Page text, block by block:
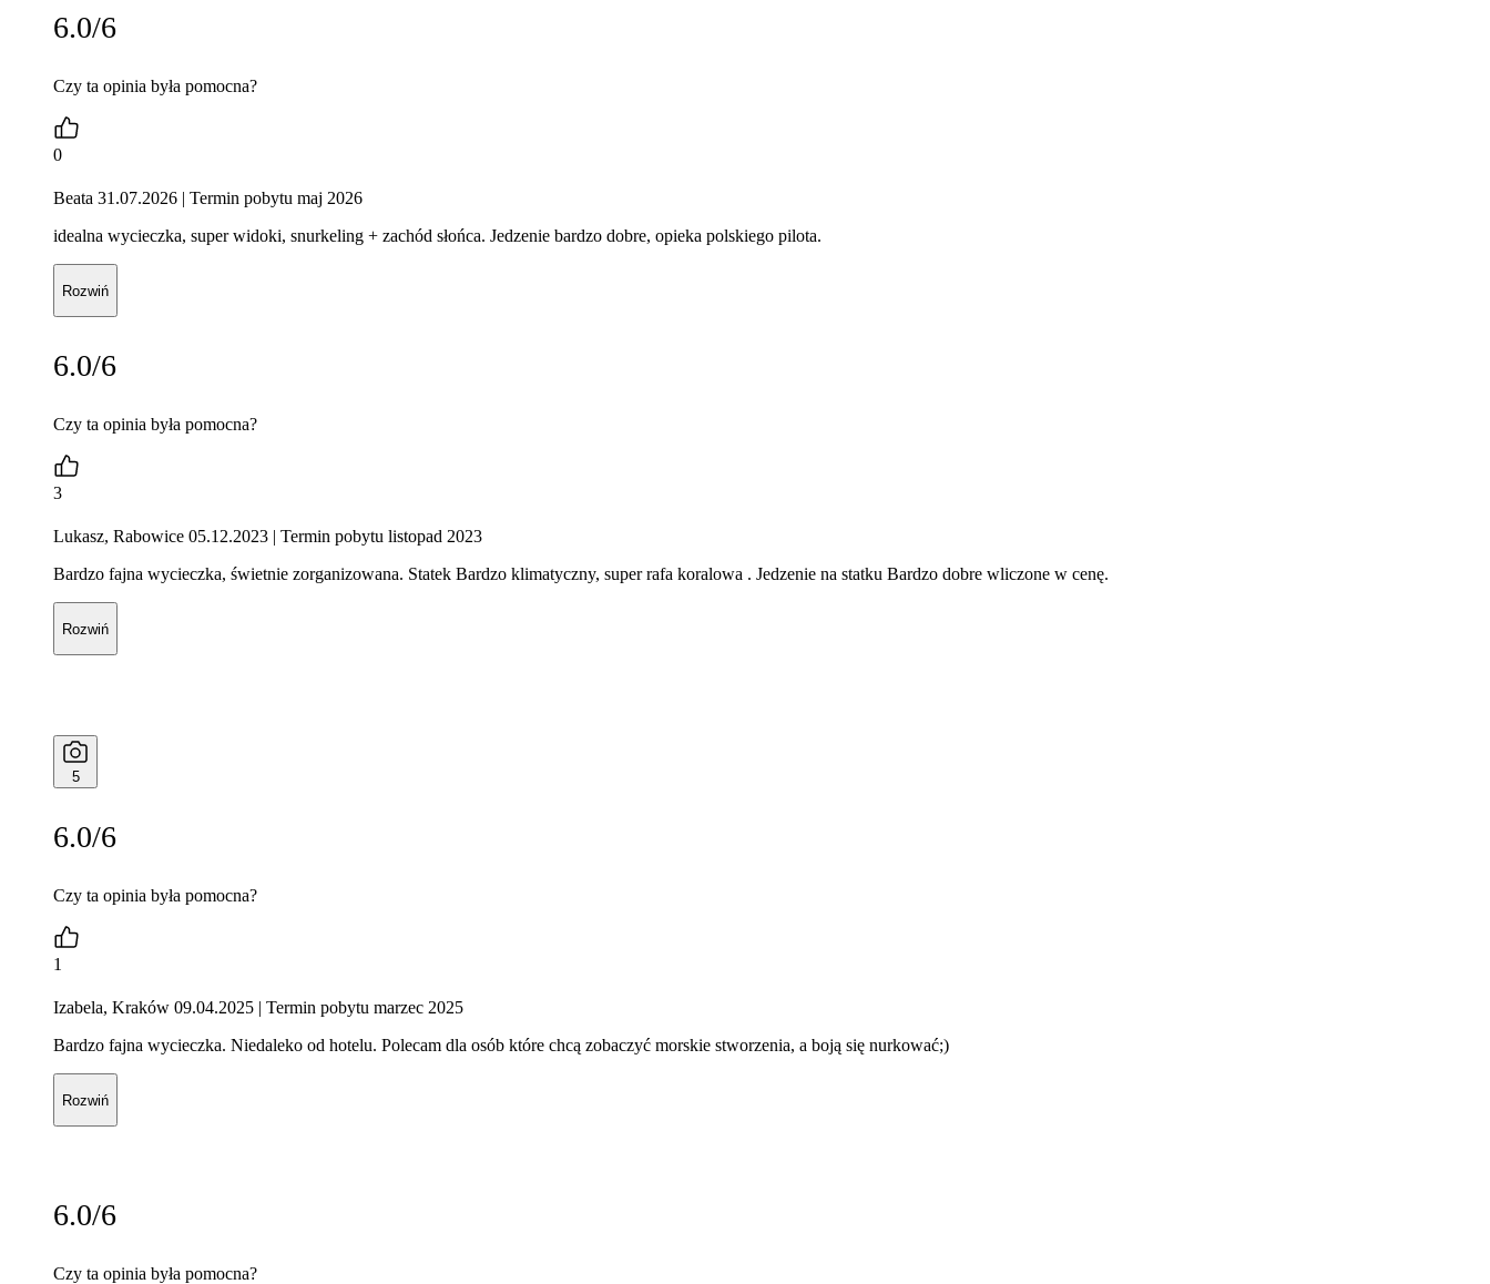
6.0/6
Czy ta opinia była pomocna?
0
Beata 31.07.2026 | Termin pobytu maj 2026
idealna wycieczka, super widoki, snurkeling + zachód słońca. Jedzenie bardzo dobre, opieka polskiego pilota.
Rozwiń
6.0/6
Czy ta opinia była pomocna?
3
Lukasz, Rabowice 05.12.2023 | Termin pobytu listopad 2023
Bardzo fajna wycieczka, świetnie zorganizowana. Statek Bardzo klimatyczny, super rafa koralowa . Jedzenie na statku Bardzo dobre wliczone w cenę.
Rozwiń
5
6.0/6
Czy ta opinia była pomocna?
1
Izabela, Kraków 09.04.2025 | Termin pobytu marzec 2025
Bardzo fajna wycieczka. Niedaleko od hotelu. Polecam dla osób które chcą zobaczyć morskie stworzenia, a boją się nurkować;)
Rozwiń
6.0/6
Czy ta opinia była pomocna?